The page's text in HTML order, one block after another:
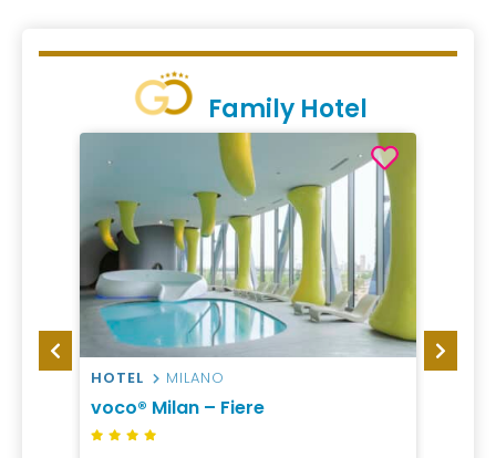
Family Hotel
HOTEL MILANO
voco® Milan – Fiere
HOTEL